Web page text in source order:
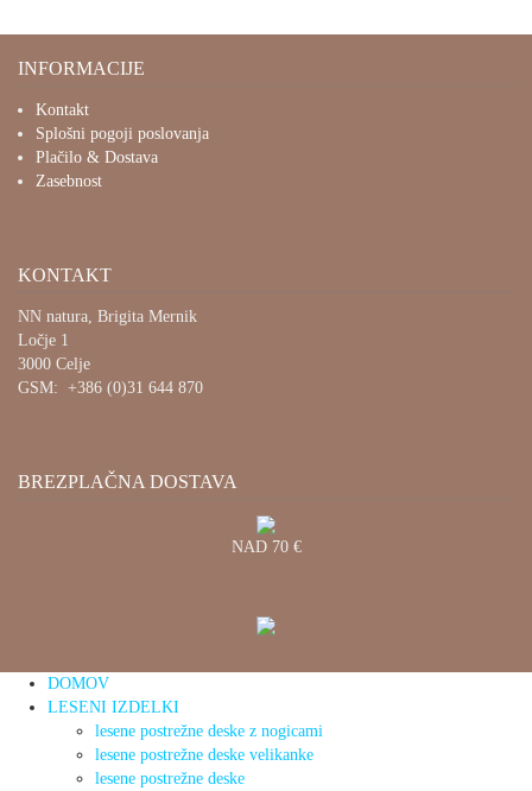
INFORMACIJE
Kontakt
Splošni pogoji poslovanja
Plačilo & Dostava
Zasebnost
KONTAKT
NN natura, Brigita Mernik
Ločje 1
3000 Celje
GSM: +386 (0)31 644 870
BREZPLAČNA DOSTAVA
NAD 70 €
DOMOV
LESENI IZDELKI
lesene postrežne deske z nogicami
lesene postrežne deske velikanke
lesene postrežne deske